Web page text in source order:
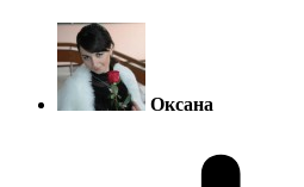
Оксана